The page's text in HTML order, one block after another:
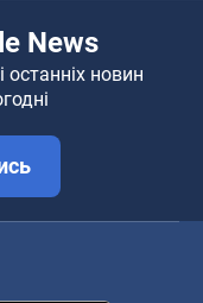
News
останніх новин